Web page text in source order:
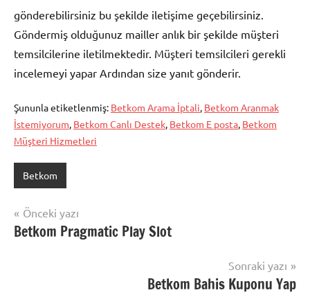
gönderebilirsiniz bu şekilde iletişime geçebilirsiniz.
Göndermiş olduğunuz mailler anlık bir şekilde müşteri
temsilcilerine iletilmektedir. Müşteri temsilcileri gerekli
incelemeyi yapar Ardından size yanıt gönderir.
Şununla etiketlenmiş: Betkom Arama İptali, Betkom Aranmak
İstemiyorum, Betkom Canlı Destek, Betkom E posta, Betkom
Müşteri Hizmetleri
Betkom
Yazı
gezinmesi
Önceki yazı
Betkom Pragmatic Play Slot
Sonraki yazı
Betkom Bahis Kuponu Yap